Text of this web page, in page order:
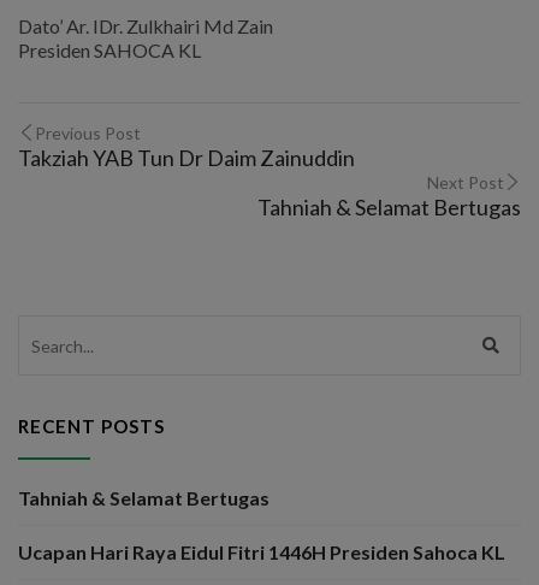
Dato’ Ar. IDr. Zulkhairi Md Zain
Presiden SAHOCA KL
Previous Post
Takziah YAB Tun Dr Daim Zainuddin
Next Post
Tahniah & Selamat Bertugas
RECENT POSTS
Tahniah & Selamat Bertugas
Ucapan Hari Raya Eidul Fitri 1446H Presiden Sahoca KL